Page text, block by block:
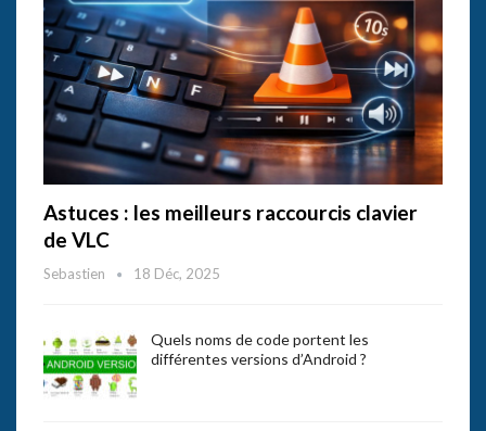
Astuces : les meilleurs raccourcis clavier
de VLC
Sebastien 18 Déc, 2025
Quels noms de code portent les
différentes versions d’Android ?